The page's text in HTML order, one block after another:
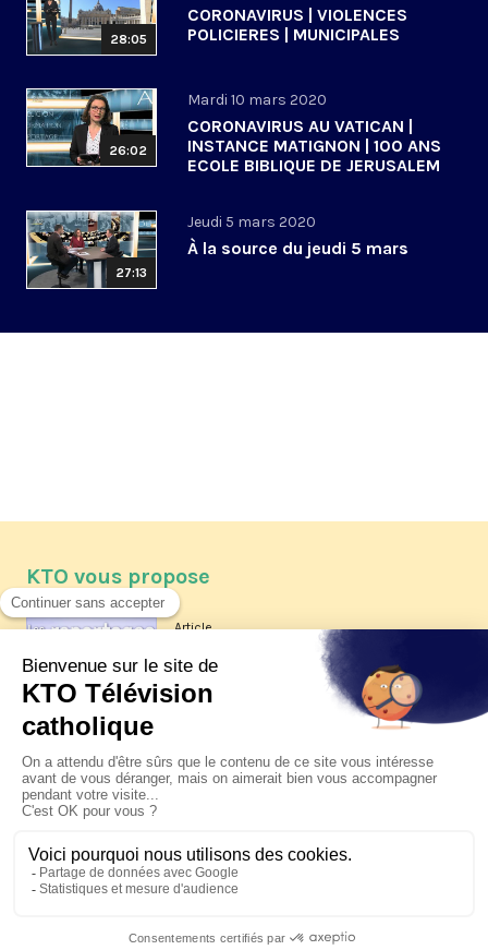
28:05
CORONAVIRUS | VIOLENCES
POLICIERES | MUNICIPALES
26:02
Mardi 10 mars 2020
CORONAVIRUS AU VATICAN |
INSTANCE MATIGNON | 100 ANS
ECOLE BIBLIQUE DE JERUSALEM
27:13
Jeudi 5 mars 2020
À la source du jeudi 5 mars
KTO vous propose
Article
Les reportages d'été 2026 de KTO
La visite pastorale du pape Léon
XIV à Assise à suivre sur KTO le
jeudi 6 août
Le pape en Uruguay, Argentine et
Pérou du 6 au 17 novembre 2026